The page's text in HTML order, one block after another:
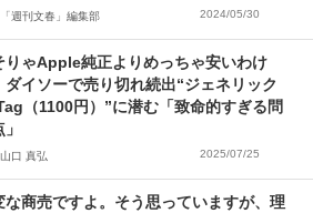
「週刊文春」編集部 2024/05/30
りゃApple純正よりめっちゃ安いわけ
ダイソーで売り切れ続出“ジェネリック
（1100円）”に潜む「致命的すぎる問
山口 真弘 2025/07/25
な商売ですよ。そう思っていますが、理